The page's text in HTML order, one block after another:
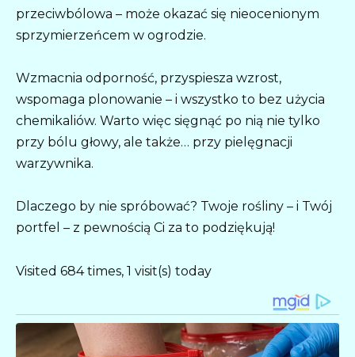
przeciwbólowa – może okazać się nieocenionym
sprzymierzeńcem w ogrodzie.
Wzmacnia odporność, przyspiesza wzrost,
wspomaga plonowanie – i wszystko to bez użycia
chemikaliów. Warto więc sięgnąć po nią nie tylko
przy bólu głowy, ale także… przy pielęgnacji
warzywnika.
Dlaczego by nie spróbować? Twoje rośliny – i Twój
portfel – z pewnością Ci za to podziękują!
Visited 684 times, 1 visit(s) today